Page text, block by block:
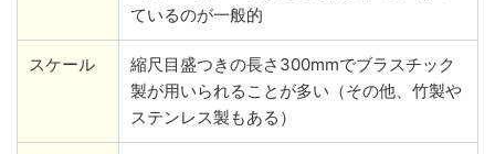
ているのが一般的
スケール
縮尺目盛つきの長さ300mmでブラスチック
製が用いられることが多い（その他、竹製や
ステンレス製もある）